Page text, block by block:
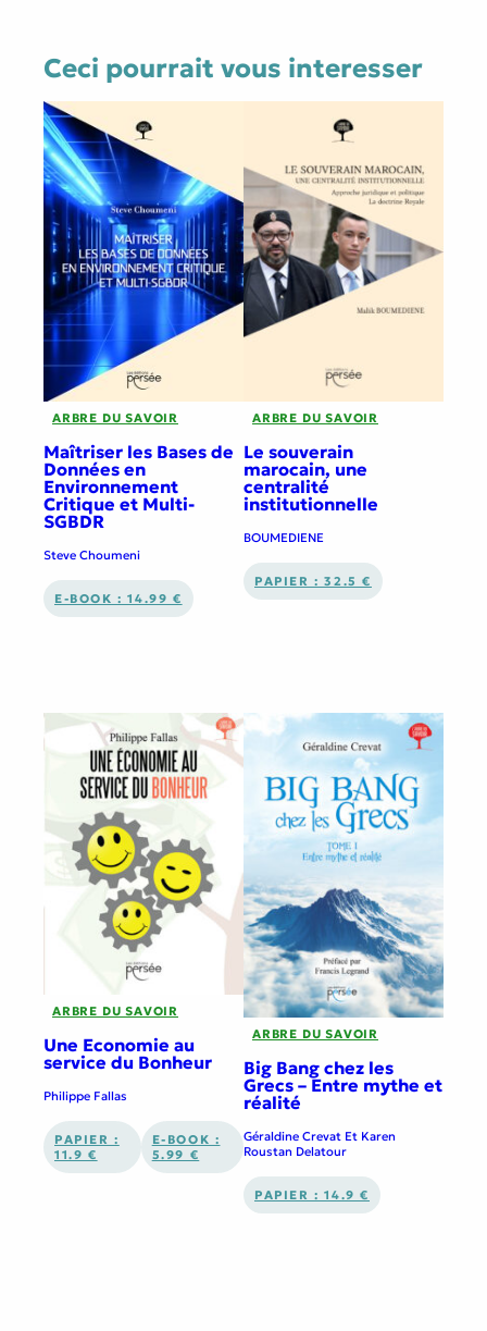
Ceci pourrait vous interesser
ARBRE DU SAVOIR
Maîtriser les Bases de
Données en
Environnement
Critique et Multi-
SGBDR
Steve Choumeni
E-BOOK : 14.99 €
ARBRE DU SAVOIR
Le souverain
marocain, une
centralité
institutionnelle
BOUMEDIENE
PAPIER : 32.5 €
ARBRE DU SAVOIR
Une Economie au
service du Bonheur
Philippe Fallas
PAPIER :
11.9 €
E-BOOK :
5.99 €
ARBRE DU SAVOIR
Big Bang chez les
Grecs – Entre mythe et
réalité
Géraldine Crevat Et Karen
Roustan Delatour
PAPIER : 14.9 €